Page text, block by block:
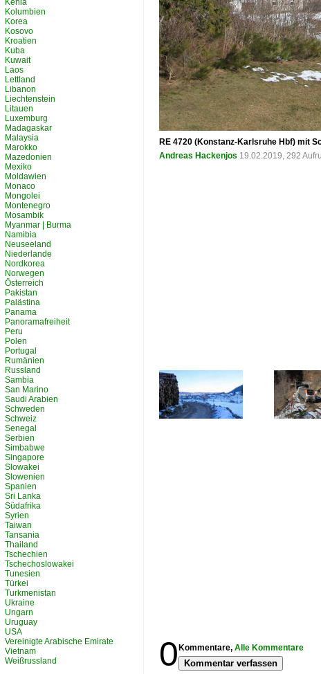
RE 4720 (Konstanz-Karlsruhe Hbf) mit
Andreas Hackenjos 19.02.2019, 292
0 Kommentare, Alle Kommentare
Kommentar verfassen
Kenia
Kolumbien
Korea
Kosovo
Kroatien
Kuba
Kuwait
Laos
Lettland
Libanon
Liechtenstein
Litauen
Luxemburg
Madagaskar
Malaysia
Marokko
Mazedonien
Mexiko
Moldawien
Monaco
Mongolei
Montenegro
Mosambik
Myanmar | Burma
Namibia
Neuseeland
Niederlande
Nordkorea
Norwegen
Österreich
Pakistan
Palästina
Panama
Panoramafreiheit
Peru
Polen
Portugal
Rumänien
Russland
Sambia
San Marino
Saudi Arabien
Schweden
Schweiz
Senegal
Serbien
Simbabwe
Singapore
Slowakei
Slowenien
Spanien
Sri Lanka
Südafrika
Syrien
Taiwan
Tansania
Thailand
Tschechien
Tschechoslowakei
Tunesien
Türkei
Turkmenistan
Ukraine
Ungarn
Uruguay
USA
Vereinigte Arabische Emirate
Vietnam
Weißrussland